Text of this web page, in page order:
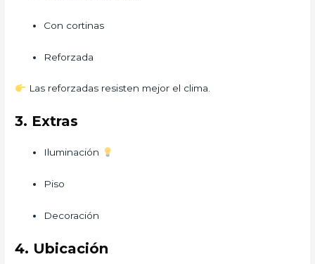
Con cortinas
Reforzada
Las reforzadas resisten mejor el clima.
3. Extras
Iluminación
Piso
Decoración
4. Ubicación